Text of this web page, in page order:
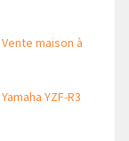
Vente maison à
Yamaha YZF-R3